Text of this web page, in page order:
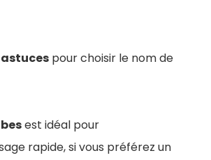
astuces pour choisir le nom de
est idéal pour
rapide, si vous préférez un